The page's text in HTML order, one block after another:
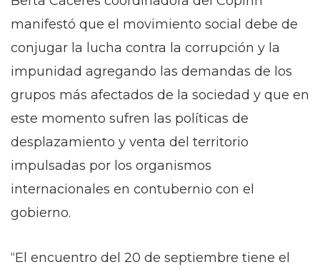
manifestó que el movimiento social debe de
conjugar la lucha contra la corrupción y la
impunidad agregando las demandas de los
grupos más afectados de la sociedad y que en
este momento sufren las políticas de
desplazamiento y venta del territorio
impulsadas por los organismos
internacionales en contubernio con el
gobierno.
“El encuentro del 20 de septiembre tiene el